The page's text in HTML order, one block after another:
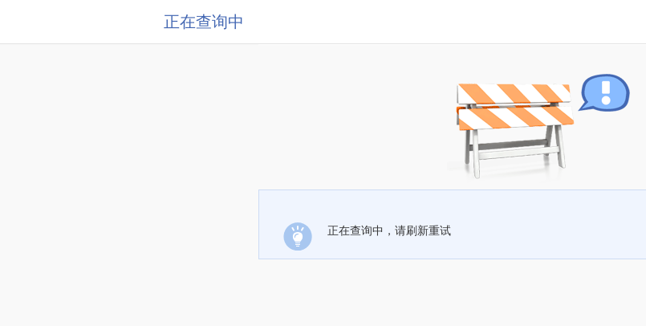
正在查询中
正在查询中，请刷新重试